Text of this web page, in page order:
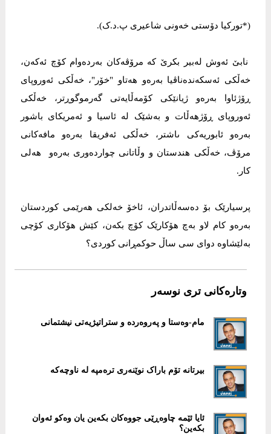
(*تورکیا دۆستی خەونی شاعیری پ.د.ک).
نابێ ئەوش لەبیر بکرێ کە مرۆڤەکان بەردەوام کۆچ ئەکەن،
خەڵکی ئەسکەندەناڤیا بەرەو هەتاو "خۆر"، خەڵکی ئەوروپای
ڕۆژئاوا بەرەو ژیانێکی کۆمەڵایەتی گەرموگوڕتر، خەڵکی
ئەوروپای ڕۆژهەڵات و بەشێک لە ئاسیا و ئەمریکای باشور
بەرەو ئابوریەکی ىاشتر، خەڵکی ئەفریقا بەرەو مافەکانی
مرۆڤ، خەڵکی هندستان و وڵاتانی چواردەوری بەرەو هەلی
کار.
پرسیارێک بۆ دەسەڵاتدران، ئاخۆ خەلكی هەرێمی کوردستان
بەرەو کام لاو بەچ هۆکارێک کۆچ بکەن، کێش هۆکاری کۆچی
بەلێشاوە دوای سی ساڵ حوکمڕانی کوردی؟
وتارەکانی تری نوسەر
مام-وەستا و پەروەردە و ستراتیژیەتی نیشتمانی
بیرتانە تۆم باراک نوێنەری ترەمپە لە ناوچەکە
ئایا ئێمە چاوەڕێی جووەکان بکەین یان وەکو ئەوان
بکەین؟